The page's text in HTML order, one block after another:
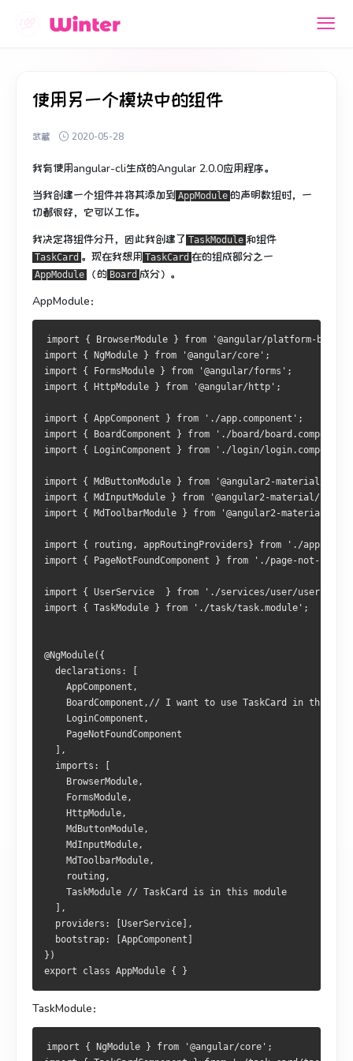
使用另一个模块中的组件
武藏 2020-05-28
我有使用angular-cli生成的Angular 2.0.0应用程序。
当我创建一个组件并将其添加到 AppModule 的声明数组时，一
切都很好，它可以工作。
我决定将组件分开，因此我创建了 TaskModule 和组件
TaskCard 。 现在我想用 TaskCard 在的组成部分之一
AppModule （的 Board 成分）。
AppModule：
import { BrowserModule } from
'@angular/platform-
import
{ NgModule } from '@angular/core' ;
import
{ FormsModule } from '@angular/forms' ;
import
{ HttpModule } from '@angular/http' ;
import { AppComponent } from './app.component' ;
import
{ BoardComponent } from
'./board/board.component'
import
{ LoginComponent } from './login/login.component'
import { MdButtonModule } from
'@angular2-material/
import
{ MdInputModule } from
'@angular2-material/input'
import
{ MdToolbarModule } from '@angular2-material/
import { routing , appRoutingProviders } from
'./
import
{ PageNotFoundComponent } from './page-not-found/
import { UserService } from
'./services/user/
import
{ TaskModule } from './task/task.module' ;
@NgModule({
  declarations
:
AppComponent ,
BoardComponent , // I want to use TaskCard in this
LoginComponent ,
PageNotFoundComponent
],
  imports
:
BrowserModule,
FormsModule,
HttpModule,
MdButtonModule,
MdInputModule,
MdToolbarModule,
    routing
,
TaskModule // TaskCard is in this module
],
  providers
: UserService ],
  bootstrap
: AppComponent
})
export
class AppModule { }
TaskModule：
import { NgModule } from '@angular/core' ;